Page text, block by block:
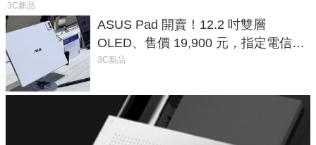
3C新品
ASUS Pad 開賣！12.2 吋雙層
OLED、售價 19,900 元，指定電信資
費最低 0 元入手
3C新品